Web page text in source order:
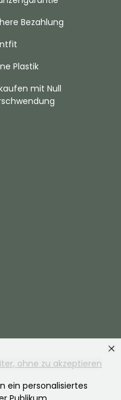
ohne zu akzeptieren
ein personalisiertes
Bezahlung
Plastik
mit Null